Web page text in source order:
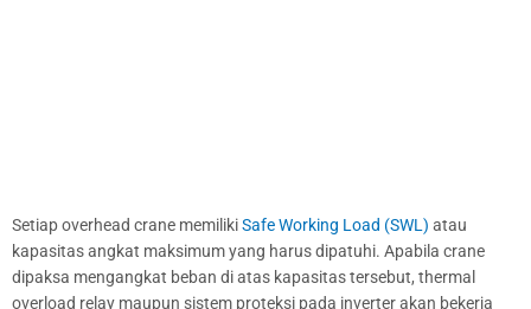
Setiap overhead crane memilikiSafe Working Load (SWL) atau
kapasitas angkat maksimum yang harus dipatuhi. Apabila crane
dipaksa mengangkat beban di atas kapasitas tersebut, thermal
overload relay maupun sistem proteksi pada inverter akan bekerja